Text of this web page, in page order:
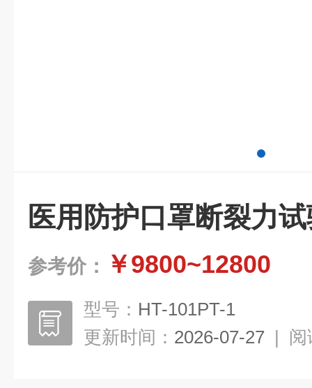
医用防护口罩断裂力
参考价： ￥9800~12800
型号： HT-101PT-1
更新时间： 2026-07-27 | 阅